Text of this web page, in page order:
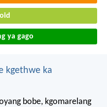
ya gago
kgethwe ka
bobe, kgomarelang